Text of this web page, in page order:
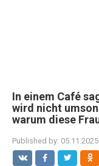
In einem Café
wird nicht
warum diese
Published by: 05.11.2025